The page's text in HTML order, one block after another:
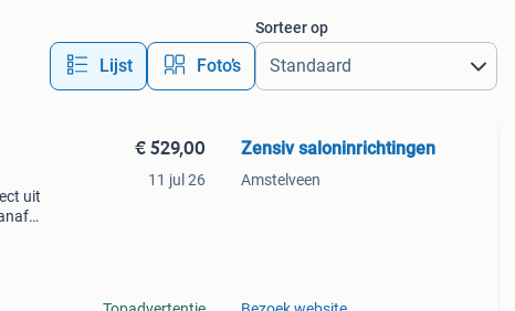
Lijst Foto’s
Sorteer op
uit
€ 529,00
11 jul 26
Zensiv saloninrichtingen
Amstelveen